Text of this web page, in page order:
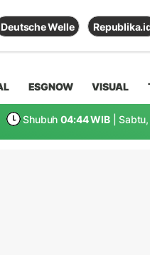
Deutsche Welle
ESGNOW VISUAL
Shubuh 04:44 WIB |